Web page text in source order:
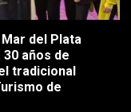
Mar del Plata
años de
tradicional
de